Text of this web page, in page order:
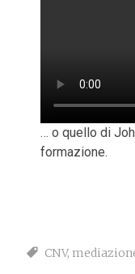
… o quello di
formazione.
CNV,